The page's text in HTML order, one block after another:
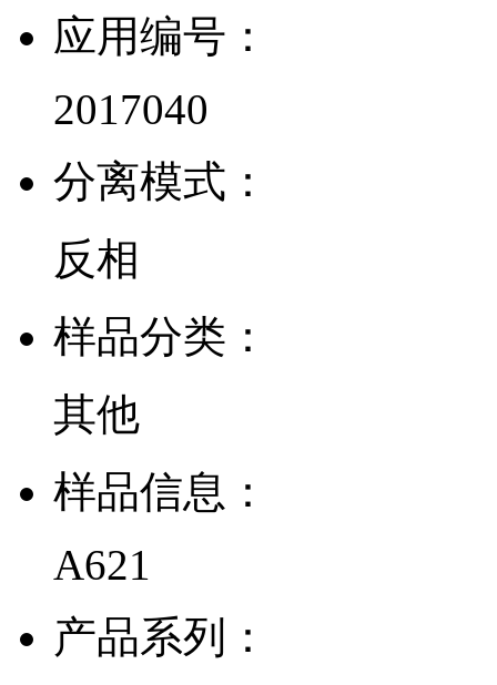
应用编号：
2017040
分离模式：
反相
样品分类：
其他
样品信息：
A621
产品系列：